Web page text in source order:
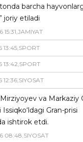
barcha
joriy etiladi
15:31,JAMIYAT
13:45,SPORT
13:42,SPORT
12:36,SIYOSAT
va Markaziy
Issiqko‘ldagi Gran-prisi
ishtirok etdi.
08:48,SIYOSAT